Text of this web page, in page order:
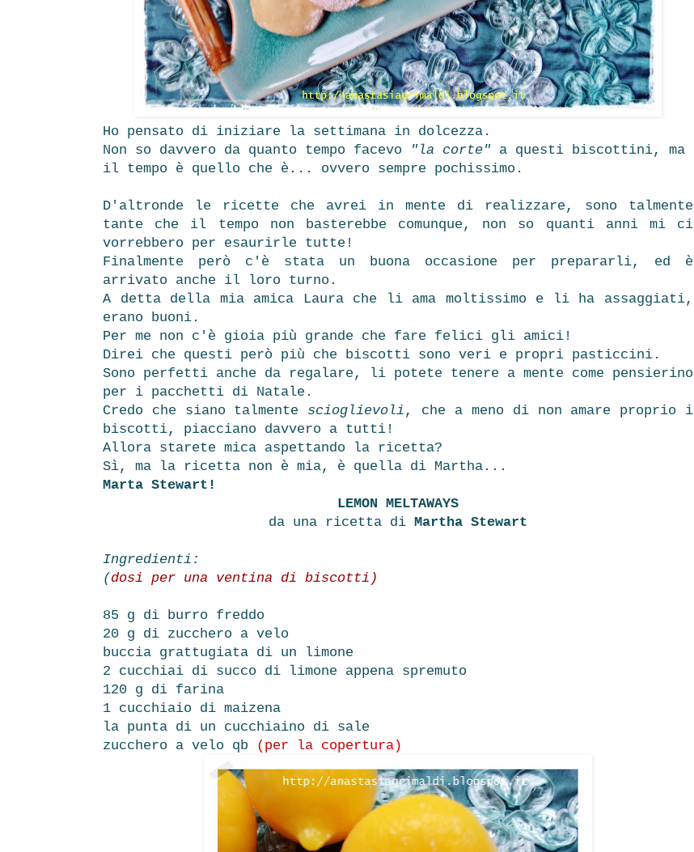
Ho pensato di iniziare la settimana in dolcezza.
Non so davvero da quanto tempo facevo
"la corte" a questi biscottini, ma
il tempo è quello che è... ovvero sempre pochissimo.
D'altronde le ricette che avrei in mente di realizzare, sono talmente
tante che il tempo non basterebbe comunque, non so quanti anni mi ci
vorrebbero per esaurirle tutte!
Finalmente però c'è stata un buona occasione per prepararli, ed è
arrivato anche il loro turno.
A detta della mia amica Laura che li ama moltissimo e li ha assaggiati,
erano buoni.
Per me non c'è gioia più grande che fare felici gli amici!
Direi che questi però più che biscotti sono veri e propri pasticcini.
Sono perfetti anche da regalare, li potete tenere a mente come pensierino
per i pacchetti di Natale.
Credo che siano talmente scioglievoli , che a meno di non amare proprio i
biscotti, piacciano davvero a tutti!
Allora starete mica aspettando la ricetta?
Sì, ma la ricetta non è mia, è quella di Martha...
Marta Stewart!
LEMON MELTAWAYS
da una ricetta di Martha Stewart
Ingredienti:
(dosi per una ventina di biscotti)
85 g di burro freddo
20 g di zucchero a velo
buccia grattugiata di un limone
2 cucchiai di succo di limone appena spremuto
120 g di farina
1 cucchiaio di maizena
la punta di un cucchiaino di sale
zucchero a velo qb
(per la copertura)